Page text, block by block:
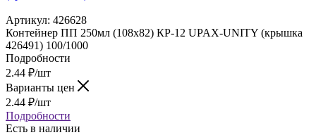
Артикул: 426628
Контейнер ПП 250мл (108х82) КР-12 UPAX-UNITY (крышка
426491) 100/1000
Подробности
2.44 ₽/шт
Варианты цен
2.44 ₽/шт
Подробности
Есть в наличии